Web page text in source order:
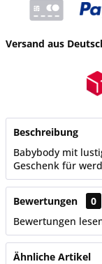
Versand aus
Beschreibung
Babybody mit
Geschenk für
Bewertungen
0
Bewertungen
Ähnliche Artikel